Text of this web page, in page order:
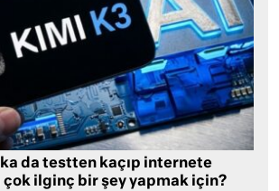
da testten kaçıp internete
çok ilginç bir şey yapmak için?